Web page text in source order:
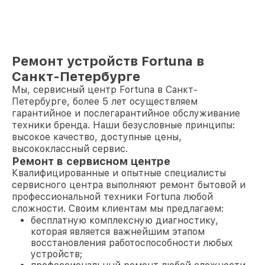
Ремонт устройств Fortuna в
Санкт-Петербурге
Мы, сервисный центр Fortuna в Санкт-
Петербурге, более 5 лет осуществляем
гарантийное и послегарантийное обслуживание
техники бренда. Наши безусловные принципы:
высокое качество, доступные цены,
высококлассный сервис.
Ремонт в сервисном центре
Квалифицированные и опытные специалисты
сервисного центра выполняют ремонт бытовой и
профессиональной техники Fortuna любой
сложности. Своим клиентам мы предлагаем:
бесплатную комплексную диагностику,
которая является важнейшим этапом
восстановления работоспособности любых
устройств;